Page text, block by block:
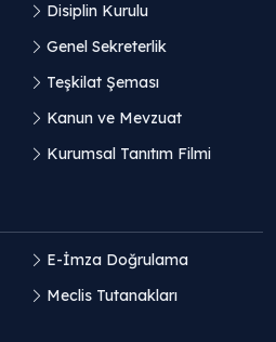
Disiplin Kurulu
Genel Sekreterlik
Teşkilat Şeması
Kanun ve Mevzuat
Kurumsal Tanıtım Filmi
E-İmza Doğrulama
Meclis Tutanakları